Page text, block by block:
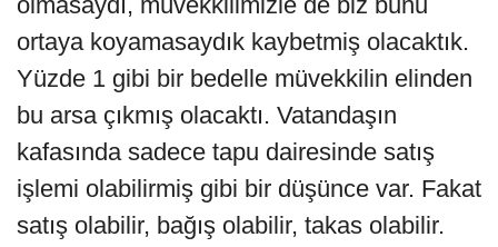
ortaya koyamasaydık kaybetmiş olacaktık.
Yüzde 1 gibi bir bedelle müvekkilin elinden
bu arsa çıkmış olacaktı. Vatandaşın
kafasında sadece tapu dairesinde satış
işlemi olabilirmiş gibi bir düşünce var. Fakat
satış olabilir, bağış olabilir, takas olabilir.